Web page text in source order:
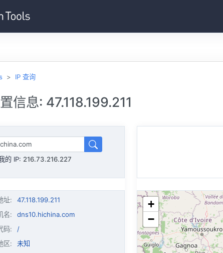
IP 查询
信息: 47.118.199.211
的 IP: 216.73.216.227
址:
47.118.199.211
名:
dns10.hichina.com
码:
/
区:
未知
+
−